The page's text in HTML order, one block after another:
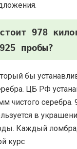
978
пробы?
бы
ЦБ РФ
чистого серебра.
в
Каждый
курс